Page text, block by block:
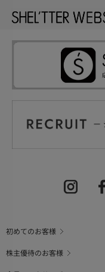
初めてのお客様
株主優待のお客様